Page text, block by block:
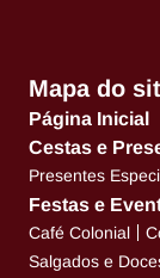
Mapa do
Página Inicial
Cestas e
Presentes
Festas e
Café Colonial
Salgados e